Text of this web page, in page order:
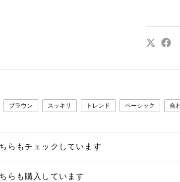
ブラウン スッキリ トレンド ベーシック 合
らもチェックしています
らも購入しています